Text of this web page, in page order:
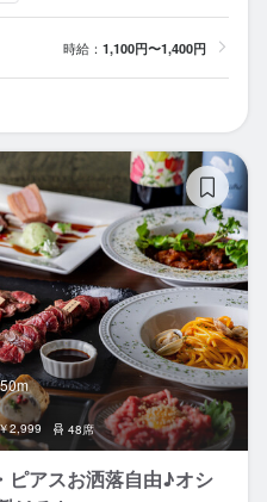
時給： 1,100円〜1,400円
2,999 48席
アスお洒落自由♪オシ